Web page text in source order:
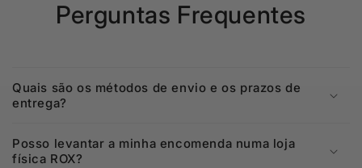
Perguntas Frequentes
Quais são os métodos de envio e os prazos de
entrega?
Posso levantar a minha encomenda numa loja
física ROX?